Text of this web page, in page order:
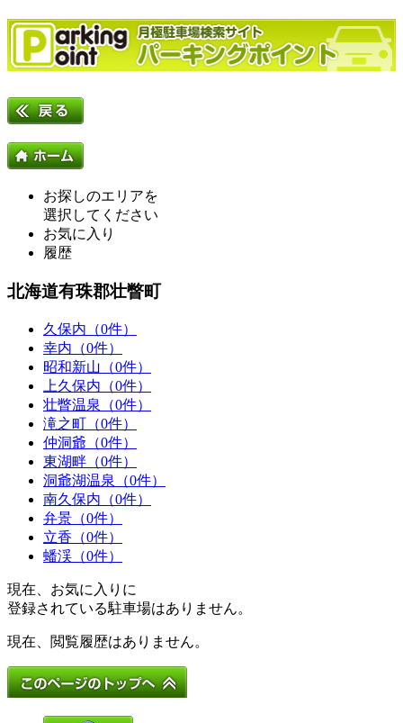
お探しのエリアを
選択してください
お気に入り
履歴
北海道有珠郡壮瞥町
久保内（0件）
幸内（0件）
昭和新山（0件）
上久保内（0件）
壮瞥温泉（0件）
滝之町（0件）
仲洞爺（0件）
東湖畔（0件）
洞爺湖温泉（0件）
南久保内（0件）
弁景（0件）
立香（0件）
蟠渓（0件）
現在、お気に入りに
登録されている駐車場はありません。
現在、閲覧履歴はありません。